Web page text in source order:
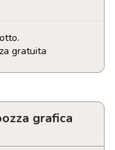
gratuita
grafica